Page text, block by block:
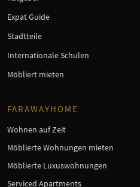
Expat Guide
Stadtteile
Internationale Schulen
Möbliert mieten
FARAWAYHOME
Wohnen auf Zeit
Möblierte Wohnungen mieten
Möblierte Luxuswohnungen
Serviced Apartments